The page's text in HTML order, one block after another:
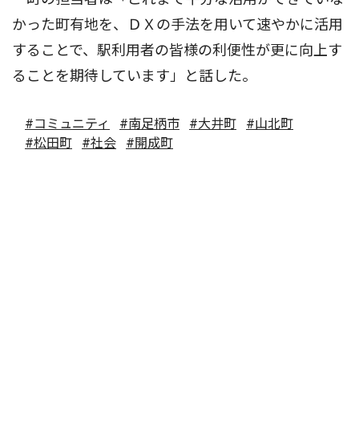
かった町有地を、ＤＸの手法を用いて速やかに活用
することで、駅利用者の皆様の利便性が更に向上す
ることを期待しています」と話した。
#コミュニティ #南足柄市 #大井町
#山北町
#松田町
#社会 #開成町